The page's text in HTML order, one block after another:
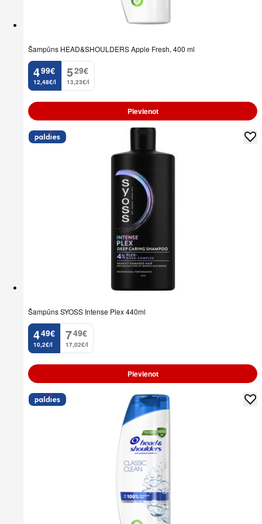
Šampūns HEAD&SHOULDERS Apple Fresh, 400 ml
4
. 99€
12,48€/l
5
. 29€
13,23€/l
Pievienot
Šampūns SYOSS Intense Plex 440ml
4
. 49€
10,2€/l
7
. 49€
17,02€/l
Pievienot